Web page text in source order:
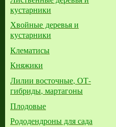
кустарники
Хвойные деревья и
кустарники
Клематисы
Княжики
Лилии восточные, ОТ-
гибриды, мартагоны
Плодовые
Рододендроны для сада